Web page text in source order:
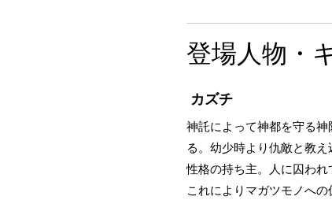
登場人物・
カズチ
神託によって神都を守る
る。幼少時より仇敵と教
性格の持ち主。人に囚わ
これによりマガツモノへ